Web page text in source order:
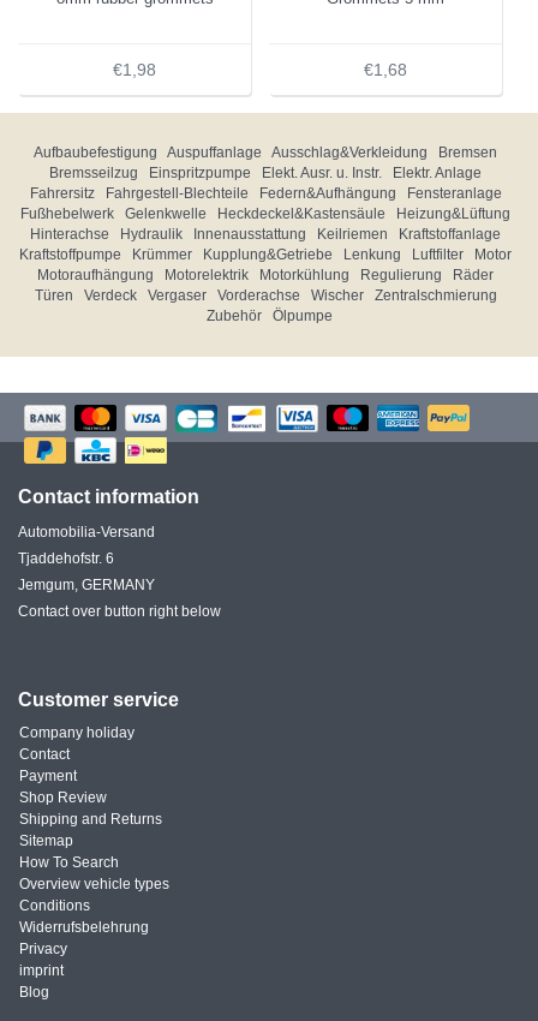
€1,98 €1,68
Aufbaubefestigung Auspuffanlage Ausschlag&Verkleidung
Bremsen
Bremsseilzug
Einspritzpumpe Elekt. Ausr. u. Instr.
Elektr. Anlage
Fahrersitz
Fahrgestell-Blechteile Federn&Aufhängung
Fensteranlage
Fußhebelwerk
Gelenkwelle Heckdeckel&Kastensäule
Heizung&Lüftung
Hinterachse
Hydraulik Innenausstattung Keilriemen
Kraftstoffanlage
Kraftstoffpumpe
Krümmer Kupplung&Getriebe Lenkung Luftfilter
Motor
Motoraufhängung
Motorelektrik Motorkühlung Regulierung
Räder
Türen
Verdeck Vergaser Vorderachse Wischer
Zentralschmierung
Zubehör
Ölpumpe
Contact information
Automobilia-Versand
Tjaddehofstr. 6
Jemgum, GERMANY
Contact over button right below
Customer service
Company holiday
Contact
Payment
Shop Review
Shipping and Returns
Sitemap
How To Search
Overview vehicle types
Conditions
Widerrufsbelehrung
Privacy
imprint
Blog